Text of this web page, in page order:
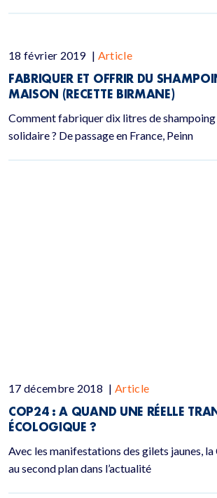
18 février 2019 | Article
FABRIQUER ET OFFRIR DU
MAISON (RECETTE BIRMANE)
Comment fabriquer dix litres de
solidaire ? De passage en France, Peinn
17 décembre 2018 | Article
COP24 : A QUAND UNE RÉELLE
ÉCOLOGIQUE ?
Avec les manifestations des gilets jaunes,
au second plan dans l’actualité